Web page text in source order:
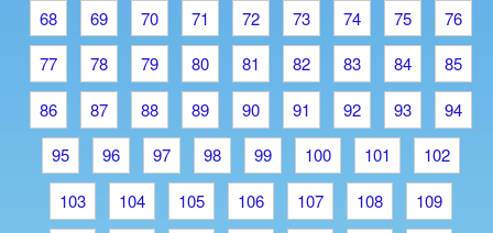
68
69 70 71 72 73 74 75
76
77
78 79 80 81 82 83 84
85
86
87 88 89 90 91 92 93
94
95
96 97 98 99 100 101
102
103
104 105 106 107 108
109